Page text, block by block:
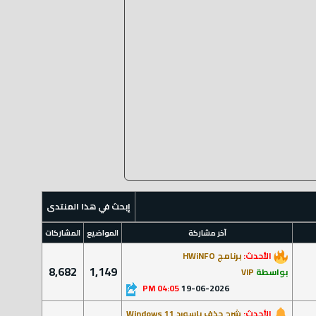
إبحث في هذا المنتدى
آخر مشاركة المواضيع المشاركات
الأحدث:برنامج HWiNFO
بواسطة VIP
19-06-2026
04:05 PM
1,149
8,682